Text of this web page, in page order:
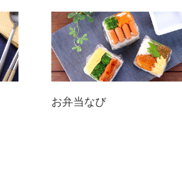
お弁当なび